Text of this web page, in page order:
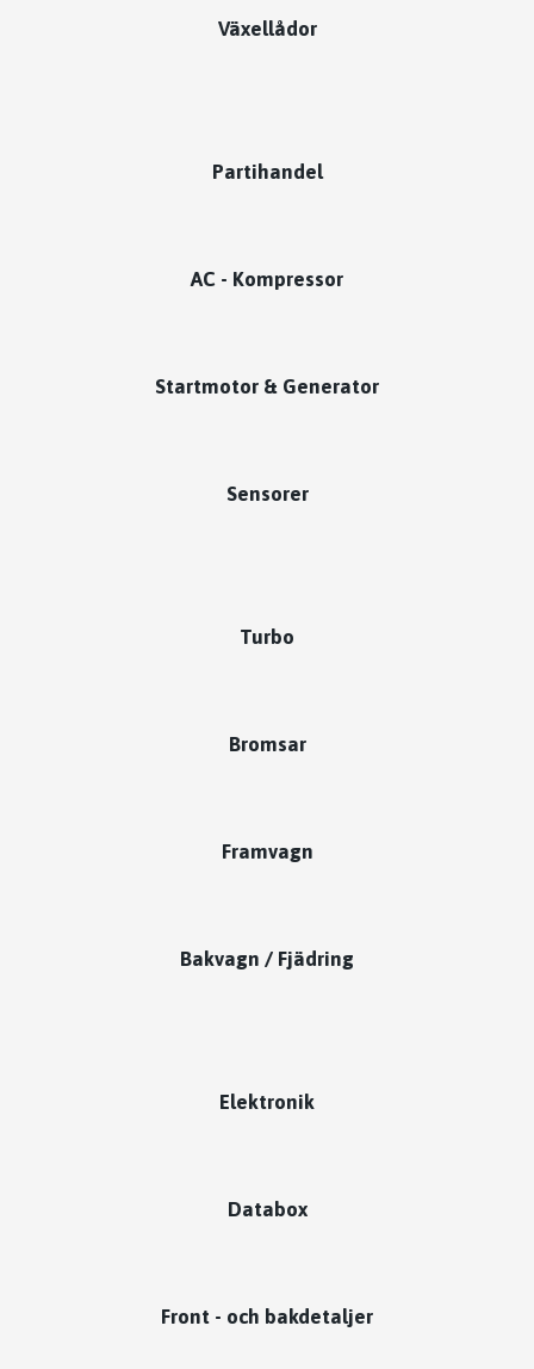
Växellådor
Partihandel
AC - Kompressor
Startmotor & Generator
Sensorer
Turbo
Bromsar
Framvagn
Bakvagn / Fjädring
Elektronik
Databox
Front - och bakdetaljer